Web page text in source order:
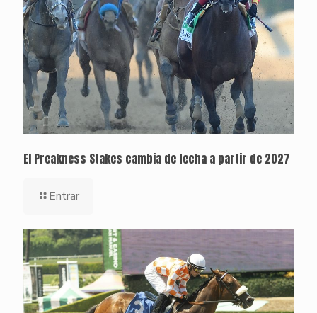
El Preakness Stakes cambia de fecha a partir de 2027
Entrar